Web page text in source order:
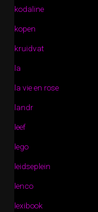
kodaline
kopen
kruidvat
la
la vie en rose
landr
leef
lego
leidseplein
lenco
lexibook